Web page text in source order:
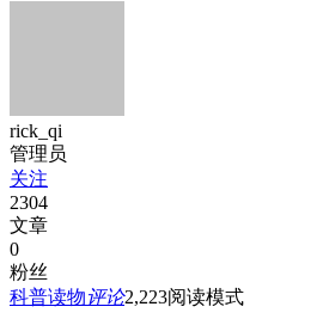
rick_qi
管理员
关注
2304
文章
0
粉丝
科普读物评论2,223阅读模式